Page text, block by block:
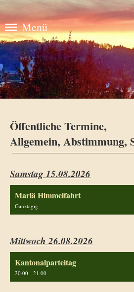
Menü
Öffentliche Termine,
Allgemein, Abstimmung,
Samstag 15.08.2026
Mariä Himmelfahrt
Ganztägig
Mittwoch 26.08.2026
Kantonalparteitag
20:00 - 21:00